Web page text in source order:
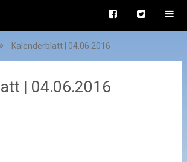
Kalenderblatt | 04.06.2016
| 04.06.2016